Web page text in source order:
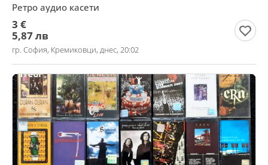
Ретро аудио касети
3 €
5,87 лв
гр. София, Кремиковци, днес, 20:02